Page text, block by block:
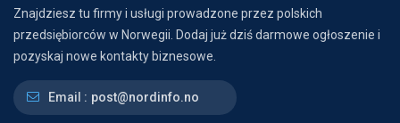
Znajdziesz tu firmy i usługi prowadzone przez polskich
przedsiębiorców w Norwegii. Dodaj już dziś darmowe ogłoszenie i
pozyskaj nowe kontakty biznesowe.
Email : post@nordinfo.no